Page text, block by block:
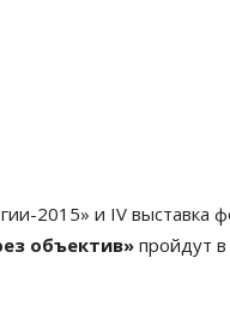
2015» и IV выставка
объектив»пройдут